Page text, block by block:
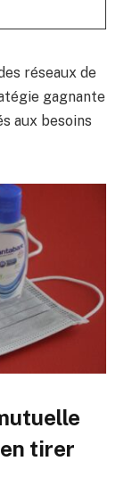
réseaux de
gagnante
aux besoins
tirer